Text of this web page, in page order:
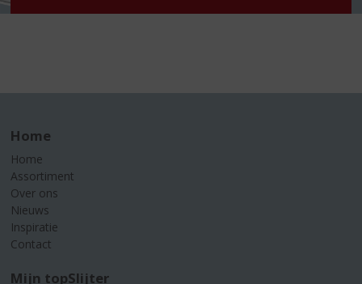
Home
Home
Assortiment
Over ons
Nieuws
Inspiratie
Contact
Mijn topSlijter